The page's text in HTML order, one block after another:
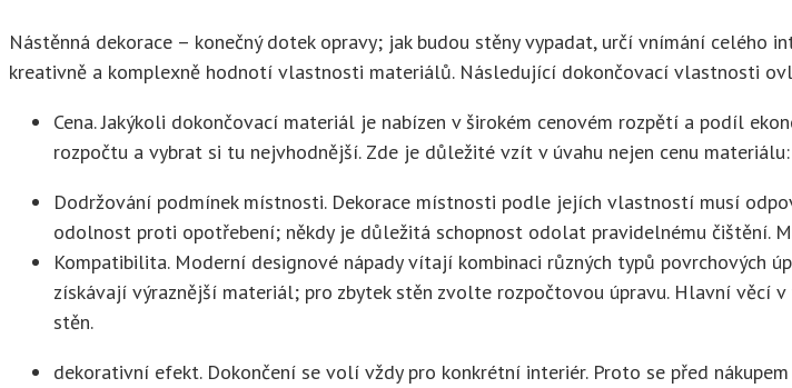
Nástěnná dekorace – konečný dotek opravy; jak budou stěny vypadat, určí vnímání
kreativně a komplexně hodnotí vlastnosti materiálů. Následující dokončovací vlastnosti
Cena. Jakýkoli dokončovací materiál je nabízen v širokém cenovém rozpětí a podíl
rozpočtu a vybrat si tu nejvhodnější. Zde je důležité vzít v úvahu nejen cenu
Dodržování podmínek místnosti. Dekorace místnosti podle jejích vlastností musí
odolnost proti opotřebení; někdy je důležitá schopnost odolat pravidelnému čištění.
Kompatibilita. Moderní designové nápady vítají kombinaci různých typů povrchových
získávají výraznější materiál; pro zbytek stěn zvolte rozpočtovou úpravu. Hlavní věcí
stěn.
dekorativní efekt. Dokončení se volí vždy pro konkrétní interiér. Proto se před